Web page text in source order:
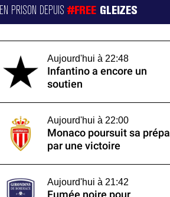
EN PRISON DEPUIS#FREE GLEIZES
Aujourd'hui à 22:48
Infantino a encore un
soutien
Aujourd'hui à 22:00
Monaco poursuit sa prépa
par une victoire
Aujourd'hui à 21:42
Fumée noire pour